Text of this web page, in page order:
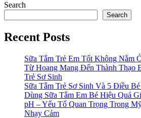
Search
Search
Recent Posts
Sữa Tắm Trẻ Em Tốt Không Nằm
Từ Hoang Mang Đến Thành Thạo
Trẻ Sơ Sinh
Sữa Tắm Trẻ Sơ Sinh Và 5 Điều
Dùng Sữa Tắm Em Bé Hiệu Quả
pH – Yếu Tố Quan Trọng Trong
Nhạy Cảm